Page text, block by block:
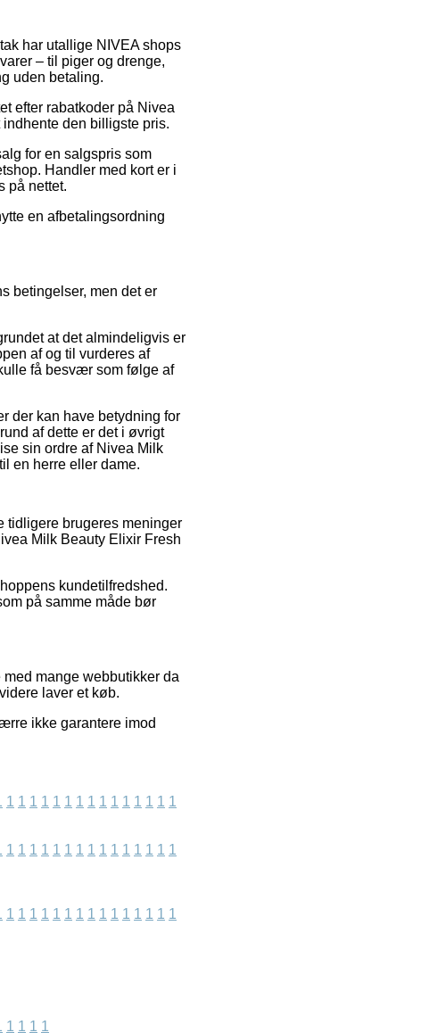
har utallige NIVEA shops
– til piger og drenge,
uden betaling.
efter rabatkoder på Nivea
den billigste pris.
for en salgspris som
Handler med kort er i
på nettet.
en afbetalingsordning
betingelser, men det er
at det almindeligvis er
af og til vurderes af
få besvær som følge af
der kan have betydning for
af dette er det i øvrigt
sin ordre af Nivea Milk
en herre eller dame.
tidligere brugeres meninger
Milk Beauty Elixir Fresh
kundetilfredshed.
på samme måde bør
mange webbutikker da
laver et køb.
ikke garantere imod
1 1 1 1 1 1 1 1 1 1 1 1 1 1 1
1 1 1 1 1 1 1 1 1 1 1 1 1 1 1
1 1 1 1 1 1 1 1 1 1 1 1 1 1 1
1 1 1 1